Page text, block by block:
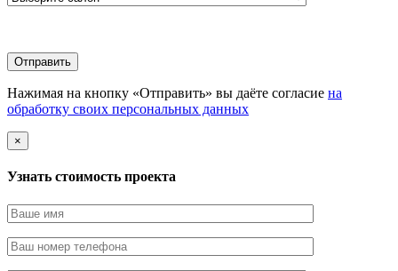
Нажимая на кнопку «Отправить» вы даёте согласие на
обработку своих персональных данных
×
Узнать стоимоcть проекта